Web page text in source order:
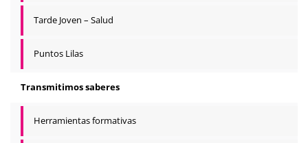
Tarde Joven – Salud
Puntos Lilas
Transmitimos saberes
Herramientas formativas